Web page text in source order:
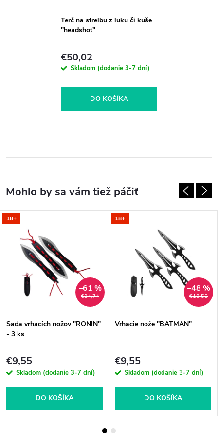
Terč na streľbu z luku či kuše
"headshot"
€50,02
Skladom (dodanie 3-7 dní)
DO KOŠÍKA
18+
€24,74
–61 %
Sada vrhacích nožov "RONIN"
- 3 ks
€9,55
Skladom (dodanie 3-7 dní)
DO KOŠÍKA
18+
€18,55
–48 %
Vrhacie nože "BATMAN"
€9,55
Skladom (dodanie 3-7 dní)
DO KOŠÍKA